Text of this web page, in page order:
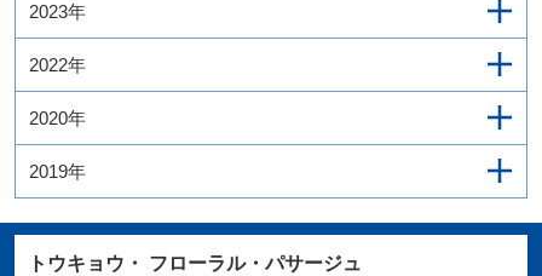
2023年
2022年
2020年
2019年
トウキョウ・ フローラル・パサージュ